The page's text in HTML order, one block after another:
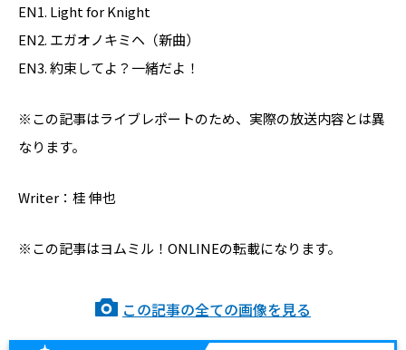
EN1. Light for Knight
EN2. エガオノキミヘ（新曲）
EN3. 約束してよ？一緒だよ！
※この記事はライブレポートのため、実際の放送内容とは異
なります。
Writer：桂 伸也
※この記事はヨムミル！ONLINEの転載になります。
この記事の全ての画像を見る